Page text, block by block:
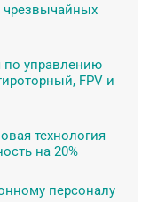
чрезвычайных
по управлению
FPV и
технология
на 20%
персоналу